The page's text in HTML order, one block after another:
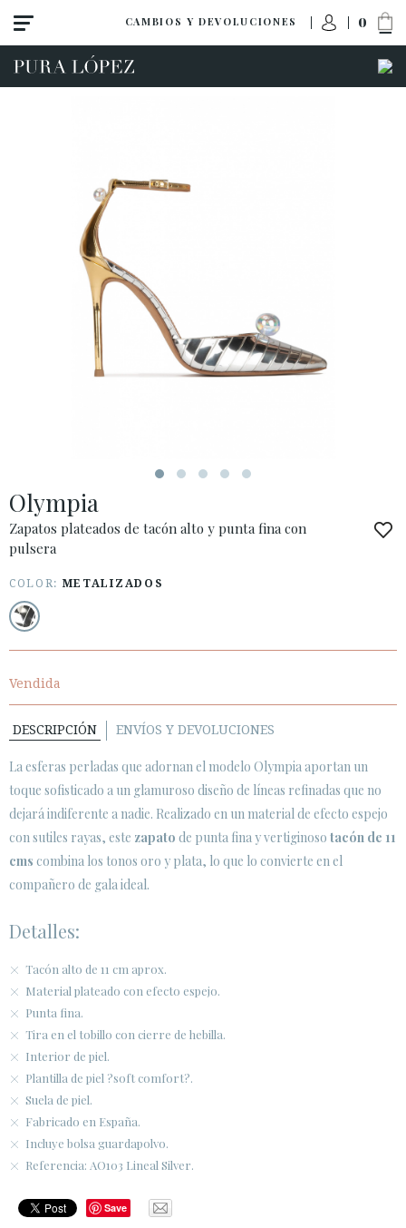
CAMBIOS Y DEVOLUCIONES 0
Ver todo
Sandalias
Tacón alto
PAÍS: OTHER COUNTRIES / OTROS PAÍSES
· ATENCIÓN AL CLIENTE
· ENVÍOS
· CAMBIOS Y DEVOLUCIONES
· TÉRMINOS Y CONDICIONES
     
ÁREA DE CLIENTES B2B
SECURE WEB SSL CERTIFICATE
Olympia
Zapatos plateados de tacón alto y punta fina con
pulsera
COLOR: METALIZADOS
Vendida
DESCRIPCIÓN ENVÍOS Y DEVOLUCIONES
La esferas perladas que adornan el modelo Olympia aportan un
toque sofisticado a un glamuroso diseño de líneas refinadas que no
dejará indiferente a nadie. Realizado en un material de efecto espejo
con sutiles rayas, este zapato de punta fina y vertiginoso tacón de 11
cms combina los tonos oro y plata, lo que lo convierte en el
compañero de gala ideal.
Detalles:
Tacón alto de 11 cm aprox.
Material plateado con efecto espejo.
Punta fina.
Tira en el tobillo con cierre de hebilla.
Interior de piel.
Plantilla de piel ?soft comfort?.
Suela de piel.
Fabricado en España.
Incluye bolsa guardapolvo.
Referencia: AO103 Lineal Silver.
Save